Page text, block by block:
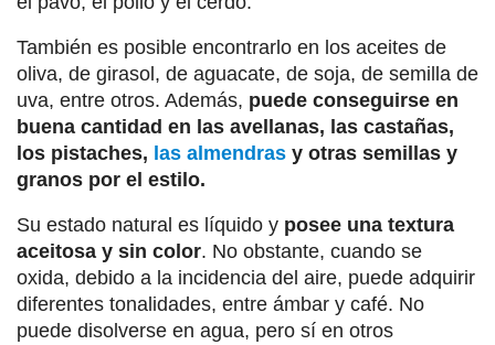
También es posible encontrarlo en los aceites de
oliva, de girasol, de aguacate, de soja, de semilla de
uva, entre otros. Además, puede conseguirse en
buena cantidad en las avellanas, las castañas,
los pistaches, las almendras y otras semillas y
granos por el estilo.
Su estado natural es líquido y posee una textura
aceitosa y sin color. No obstante, cuando se
oxida, debido a la incidencia del aire, puede adquirir
diferentes tonalidades, entre ámbar y café. No
puede disolverse en agua, pero sí en otros